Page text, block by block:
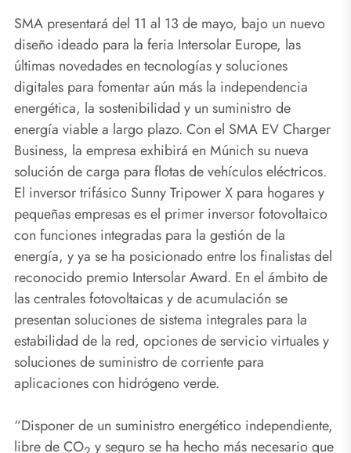
SMA presentará del 11 al 13 de mayo, bajo un nuevo
diseño ideado para la feria Intersolar Europe, las
últimas novedades en tecnologías y soluciones
digitales para fomentar aún más la independencia
energética, la sostenibilidad y un suministro de
energía viable a largo plazo. Con el SMA EV Charger
Business, la empresa exhibirá en Múnich su nueva
solución de carga para flotas de vehículos eléctricos.
El inversor trifásico Sunny Tripower X para hogares y
pequeñas empresas es el primer inversor fotovoltaico
con funciones integradas para la gestión de la
energía, y ya se ha posicionado entre los finalistas del
reconocido premio Intersolar Award. En el ámbito de
las centrales fotovoltaicas y de acumulación se
presentan soluciones de sistema integrales para la
estabilidad de la red, opciones de servicio virtuales y
soluciones de suministro de corriente para
aplicaciones con hidrógeno verde.
“Disponer de un suministro energético independiente,
libre de CO y seguro se ha hecho más necesario que